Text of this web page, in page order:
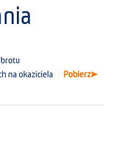
na okaziciela
Pobierz